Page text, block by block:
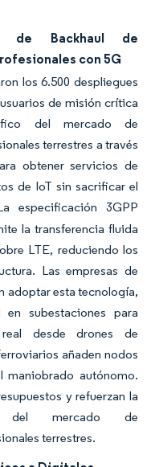
de Backhaul de
con 5G
los 6.500 despliegues
de misión crítica
del mercado de
terrestres a través
obtener servicios de
de IoT sin sacrificar el
especificación 3GPP
la transferencia fluida
LTE, reduciendo los
Las empresas de
adoptar esta tecnología,
en subestaciones para
desde drones de
añaden nodos
autónomo.
y refuerzan la
del mercado de
terrestres.